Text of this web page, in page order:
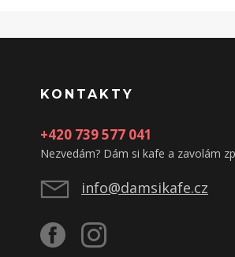
KONTAKTY
+420 739 577 041
Nezvedám? Dám si kafe a zavolám
info@damsikafe.cz